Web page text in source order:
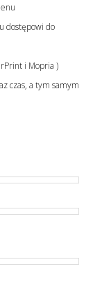
dostępowi do
i Mopria )
czas, a tym samym